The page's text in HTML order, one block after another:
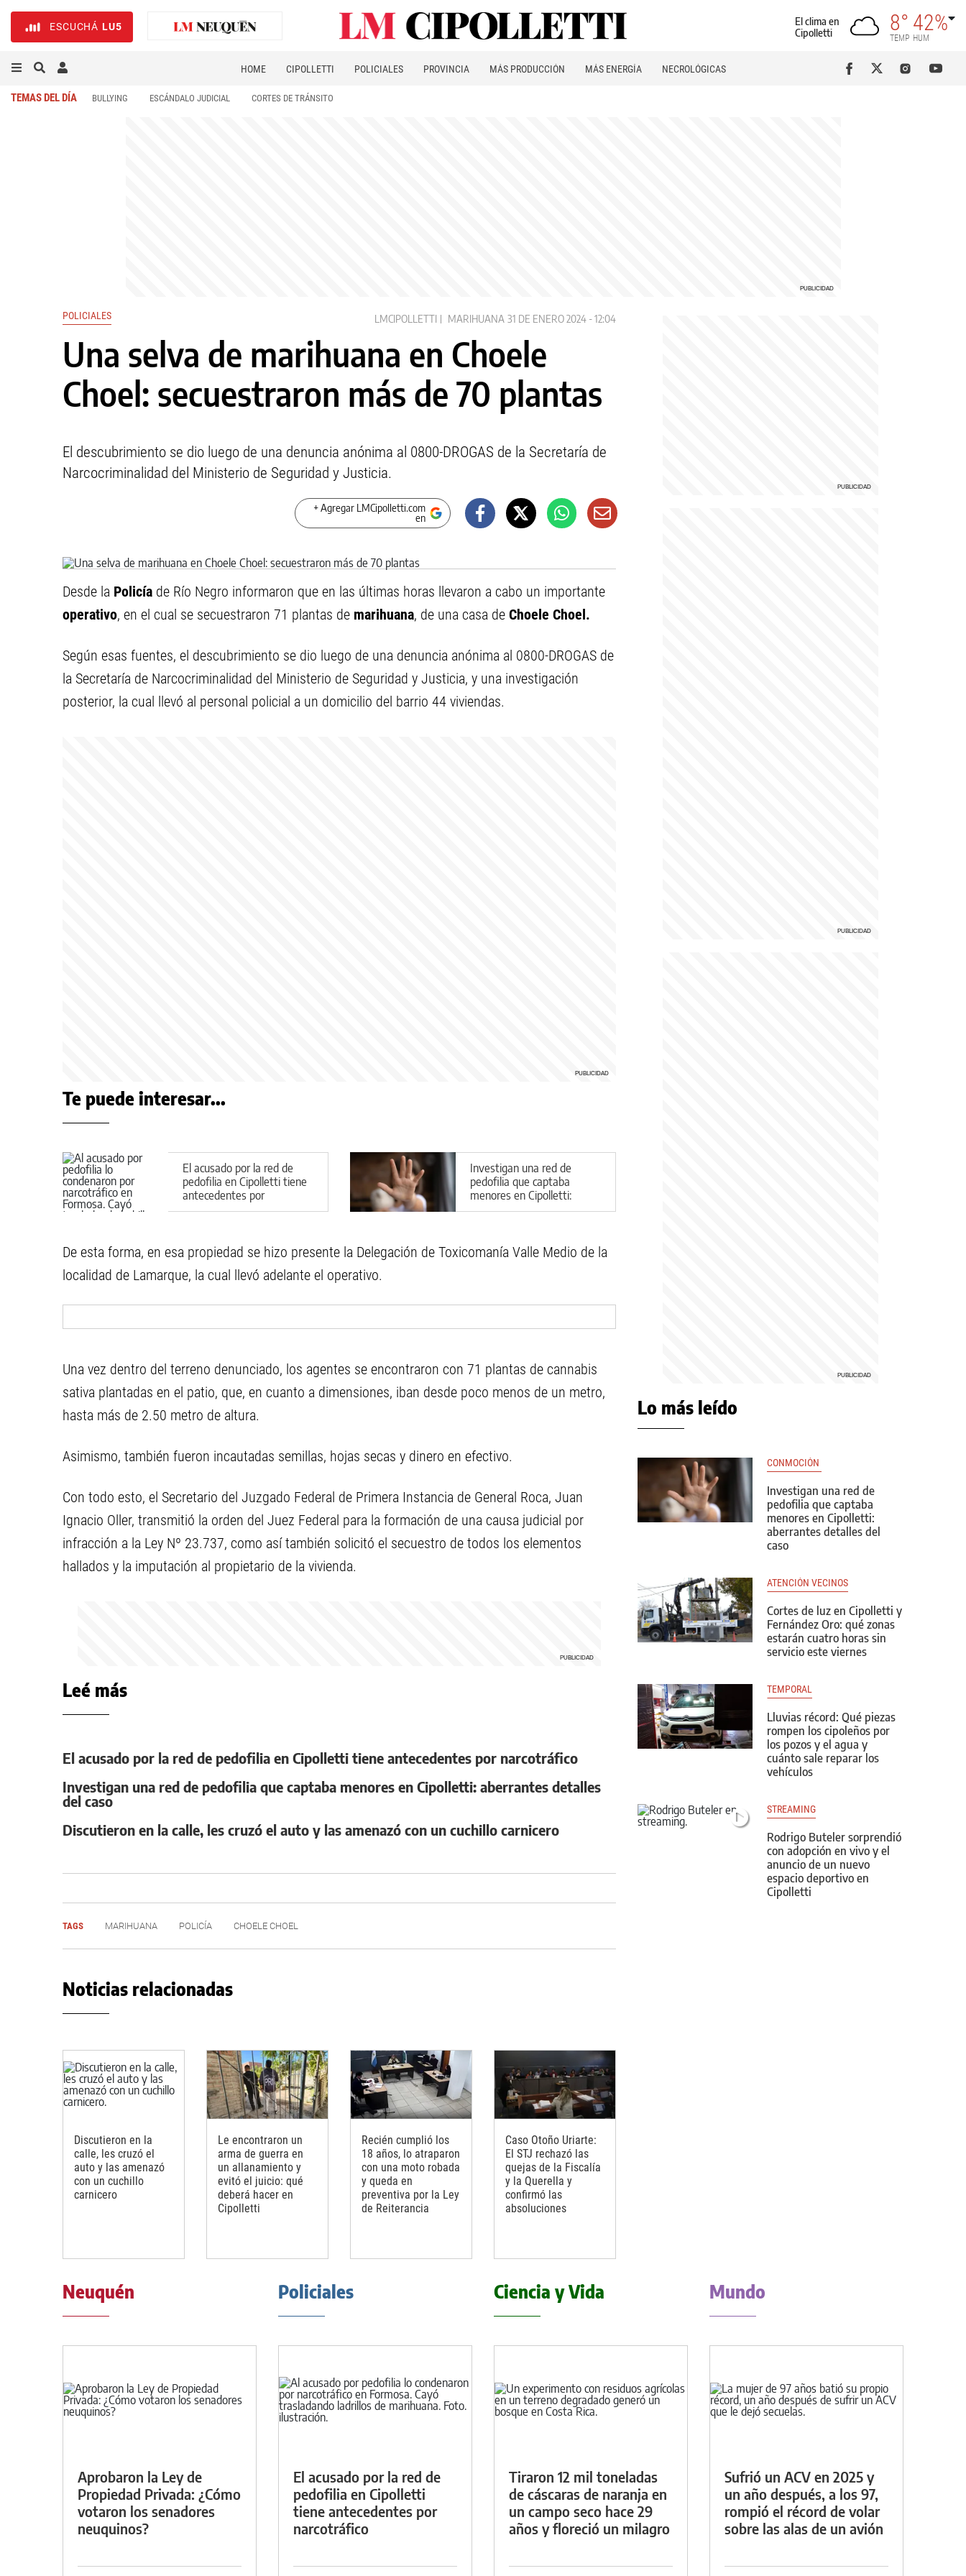
ESCUCHÁ LU5
El clima en
Cipolletti
8°
TEMP
42%
HUM
HOME CIPOLLETTI POLICIALES PROVINCIA MÁS PRODUCCIÓN MÁS ENERGÍA NECROLÓGICAS
TEMAS DEL DÍA BULLYING ESCÁNDALO JUDICIAL CORTES DE TRÁNSITO
POLICIALES LMCIPOLLETTI MARIHUANA 31 DE ENERO 2024 - 12:04
Una selva de marihuana en Choele
Choel: secuestraron más de 70 plantas
El descubrimiento se dio luego de una denuncia anónima al 0800-DROGAS de la Secretaría de
Narcocriminalidad del Ministerio de Seguridad y Justicia.
+ Agregar LMCipolletti.com
en
Desde la Policía de Río Negro informaron que en las últimas horas llevaron a cabo un importante
operativo, en el cual se secuestraron 71 plantas de marihuana, de una casa de Choele Choel.
Según esas fuentes, el descubrimiento se dio luego de una denuncia anónima al 0800-DROGAS de
la Secretaría de Narcocriminalidad del Ministerio de Seguridad y Justicia, y una investigación
posterior, la cual llevó al personal policial a un domicilio del barrio 44 viviendas.
Te puede interesar...
El acusado por la red de
pedofilia en Cipolletti tiene
antecedentes por
narcotráfico
Investigan una red de
pedofilia que captaba
menores en Cipolletti:
aberrantes detalles del caso
De esta forma, en esa propiedad se hizo presente la Delegación de Toxicomanía Valle Medio de la
localidad de Lamarque, la cual llevó adelante el operativo.
Una vez dentro del terreno denunciado, los agentes se encontraron con 71 plantas de cannabis
sativa plantadas en el patio, que, en cuanto a dimensiones, iban desde poco menos de un metro,
hasta más de 2.50 metro de altura.
Asimismo, también fueron incautadas semillas, hojas secas y dinero en efectivo.
Con todo esto, el Secretario del Juzgado Federal de Primera Instancia de General Roca, Juan
Ignacio Oller, transmitió la orden del Juez Federal para la formación de una causa judicial por
infracción a la Ley Nº 23.737, como así también solicitó el secuestro de todos los elementos
hallados y la imputación al propietario de la vivienda.
Leé más
El acusado por la red de pedofilia en Cipolletti tiene antecedentes por narcotráfico
Investigan una red de pedofilia que captaba menores en Cipolletti: aberrantes detalles
del caso
Discutieron en la calle, les cruzó el auto y las amenazó con un cuchillo carnicero
TAGS MARIHUANA POLICÍA CHOELE CHOEL
Noticias relacionadas
Discutieron en la
calle, les cruzó el
auto y las amenazó
con un cuchillo
carnicero
Le encontraron un
arma de guerra en
un allanamiento y
evitó el juicio: qué
deberá hacer en
Cipolletti
Recién cumplió los
18 años, lo atraparon
con una moto robada
y queda en
preventiva por la Ley
de Reiterancia
Caso Otoño Uriarte:
El STJ rechazó las
quejas de la Fiscalía
y la Querella y
confirmó las
absoluciones
Lo más leído
CONMOCIÓN
Investigan una red de
pedofilia que captaba
menores en Cipolletti:
aberrantes detalles del
caso
ATENCIÓN VECINOS
Cortes de luz en Cipolletti y
Fernández Oro: qué zonas
estarán cuatro horas sin
servicio este viernes
TEMPORAL
Lluvias récord: Qué piezas
rompen los cipoleños por
los pozos y el agua y
cuánto sale reparar los
vehículos
STREAMING
Rodrigo Buteler sorprendió
con adopción en vivo y el
anuncio de un nuevo
espacio deportivo en
Cipolletti
Neuquén
Aprobaron la Ley de
Propiedad Privada: ¿Cómo
votaron los senadores
neuquinos?
Policiales
El acusado por la red de
pedofilia en Cipolletti
tiene antecedentes por
narcotráfico
Ciencia y Vida
Tiraron 12 mil toneladas
de cáscaras de naranja en
un campo seco hace 29
años y floreció un milagro
Mundo
Sufrió un ACV en 2025 y
un año después, a los 97,
rompió el récord de volar
sobre las alas de un avión